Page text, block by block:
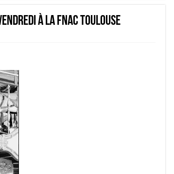
à la FNAC Toulouse